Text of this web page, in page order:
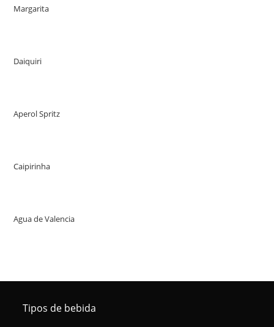
Margarita
Daiquiri
Aperol Spritz
Caipirinha
Agua de Valencia
Tipos de bebida